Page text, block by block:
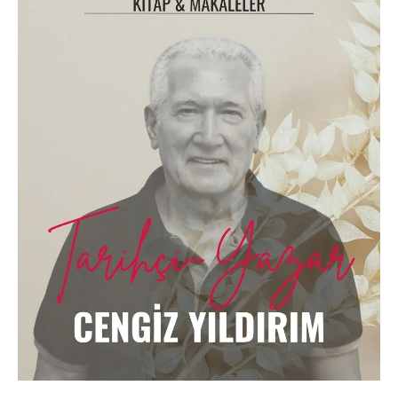
24.03.2026